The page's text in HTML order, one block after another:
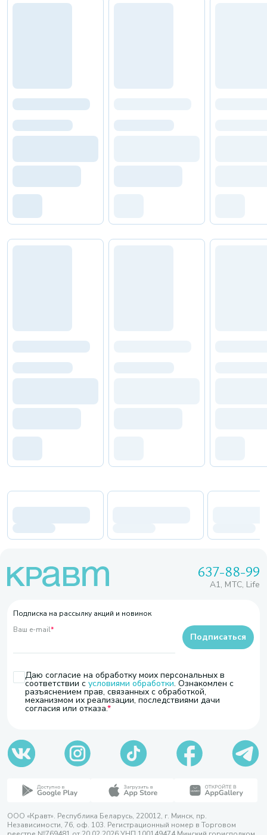
637-88-99
A1, МТС, Life
Подписка на рассылку акций и новинок
Ваш e-mail*
Даю согласие на обработку моих персональных в
соответствии с условиями обработки. Ознакомлен с
разъяснением прав, связанных с обработкой,
механизмом их реализации, последствиями дачи
согласия или отказа.
Подписаться
ООО «Кравт». Республика Беларусь, 220012, г. Минск, пр.
Независимости, 76, оф. 103. Регистрационный номер в Торговом